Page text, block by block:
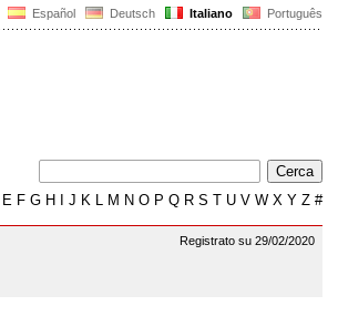
Español Deutsch Italiano Português
E F G H J K L M N O P Q R S T U V W X Y Z #
Registrato su 29/02/2020